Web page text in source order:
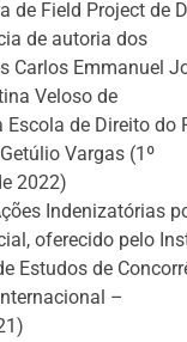
de Field Project de
de autoria dos
Carlos Emmanuel
Veloso de
Escola de Direito do
Vargas (1º
2022)
Indenizatórias
oferecido pelo
Estudos de
–